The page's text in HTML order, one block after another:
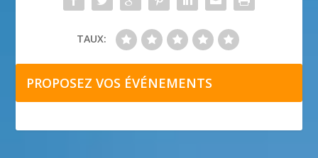
TAUX:
PROPOSEZ VOS ÉVÉNEMENTS